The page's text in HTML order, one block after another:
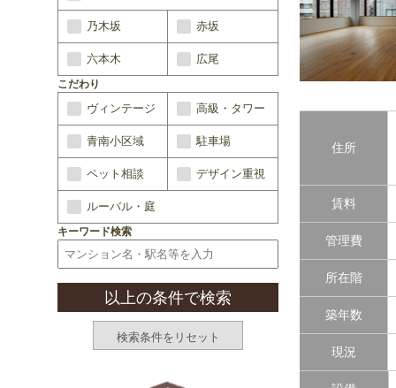
住所
賃料
管理費
所在階
築年数
現況
乃木坂 赤坂
六本木 広尾
こだわり
ヴィンテージ 高級・タワー
青南小区域 駐車場
ペット相談 デザイン重視
ルーバル・庭
キーワード検索